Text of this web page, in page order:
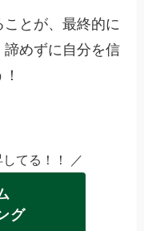
とが、最終的に
めずに自分を信
てる！！ ／
グ